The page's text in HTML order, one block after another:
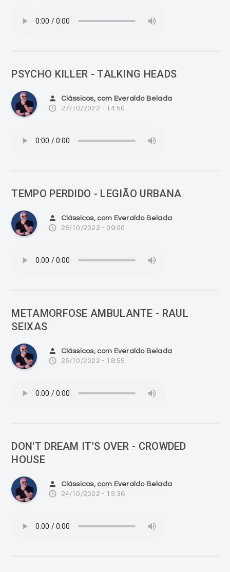
PSYCHO KILLER - TALKING HEADS
person Clássicos, com Everaldo Belada
access_time 27/10/2022 - 14:50
TEMPO PERDIDO - LEGIÃO URBANA
person Clássicos, com Everaldo Belada
access_time 26/10/2022 - 09:00
METAMORFOSE AMBULANTE - RAUL
SEIXAS
person Clássicos, com Everaldo Belada
access_time 25/10/2022 - 18:55
DON'T DREAM IT'S OVER - CROWDED
HOUSE
person Clássicos, com Everaldo Belada
access_time 24/10/2022 - 15:36